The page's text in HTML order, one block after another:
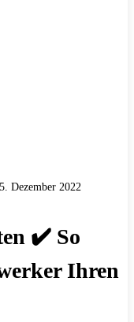
5. Dezember 2022
✔️ So
Ihren